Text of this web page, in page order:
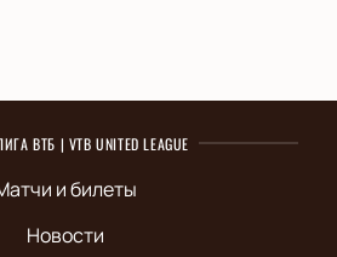
ВТБ | VTB UNITED LEAGUE
и билеты
Новости